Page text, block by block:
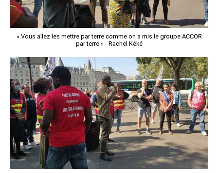
« Vous allez les mettre par terre comme on a mis le groupe ACCOR
par terre » - Rachel Kéké